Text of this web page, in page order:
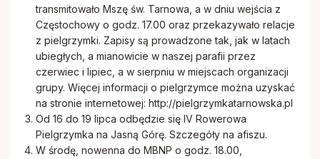
Standardy ochrony małoletnich
transmitowało Mszę św. Tarnowa, a w dniu wejścia z
Częstochowy o godz. 17.00 oraz przekazywało relacje
z pielgrzymki. Zapisy są prowadzone tak, jak w latach
ubiegłych, a mianowicie w naszej parafii przez
czerwiec i lipiec, a w sierpniu w miejscach organizacji
grupy. Więcej informacji o pielgrzymce można uzyskać
na stronie internetowej: http://pielgrzymkatarnowska.pl
Od 16 do 19 lipca odbędzie się IV Rowerowa
Pielgrzymka na Jasną Górę. Szczegóły na afiszu.
W środę, nowenna do MBNP o godz. 18.00,